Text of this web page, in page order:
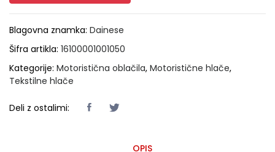
Blagovna znamka: Dainese
Šifra artikla: 16100001001050
Kategorije: Motoristična oblačila, Motoristične hlače,
Tekstilne hlače
Deli z ostalimi:
OPIS